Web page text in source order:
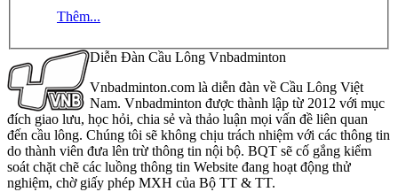
Thêm...
Diễn Đàn Cầu Lông Vnbadminton
Vnbadminton.com là diễn đàn về Cầu Lông Việt
Nam. Vnbadminton được thành lập từ 2012 với mục
đích giao lưu, học hỏi, chia sẻ và thảo luận mọi vấn đề liên quan
đến cầu lông. Chúng tôi sẽ không chịu trách nhiệm với các thông tin
do thành viên đưa lên trừ thông tin nội bộ. BQT sẽ cố gắng kiểm
soát chặt chẽ các luồng thông tin Website đang hoạt động thử
nghiệm, chờ giấy phép MXH của Bộ TT & TT.